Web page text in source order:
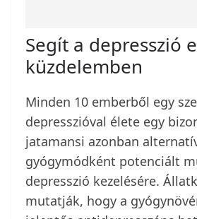
Segít a depresszió
küzdelemben
Minden 10 emberből egy
depresszióval élete egy
jatamansi azonban
gyógymódként potenciált
depresszió kezelésére.
mutatják, hogy a